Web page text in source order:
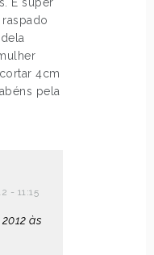
4cm
pela
- 11:15
às